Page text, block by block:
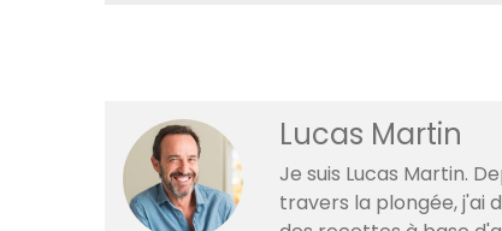
Lucas Martin
Je suis Lucas Martin.
travers la plongée, j'ai